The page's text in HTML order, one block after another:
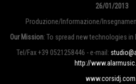
26/01/2013
Produzione/Informazione/
Our Mission: To spread new technologies
Tel/Fax +39 0521258446 - e-mail:
http://
www.corsidj.com